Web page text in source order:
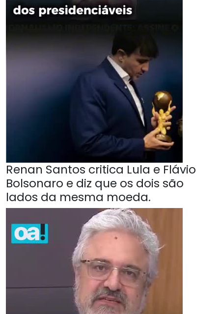
Renan Santos critica Lula e Flávio
Bolsonaro e diz que os dois são
lados da mesma moeda.